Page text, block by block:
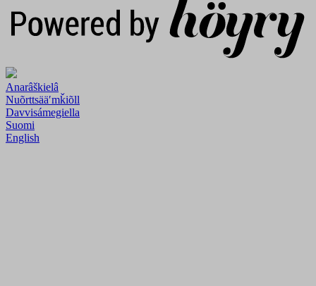
Anarâškielâ
Nuõrttsääʹmǩiõll
Davvisámegiella
Suomi
English